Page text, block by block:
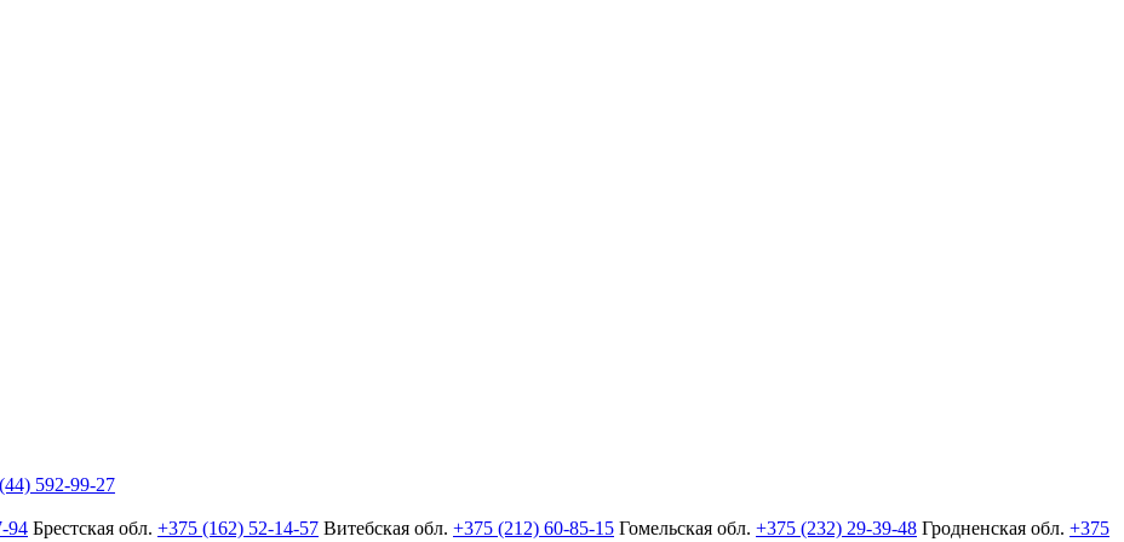
592-99-27
94 Брестская обл. +375 (162) 52-14-57 Витебская обл. +375 (212) 60-85-15 Гомельская обл. +375 (232) 29-39-48 Гродненская обл. +375